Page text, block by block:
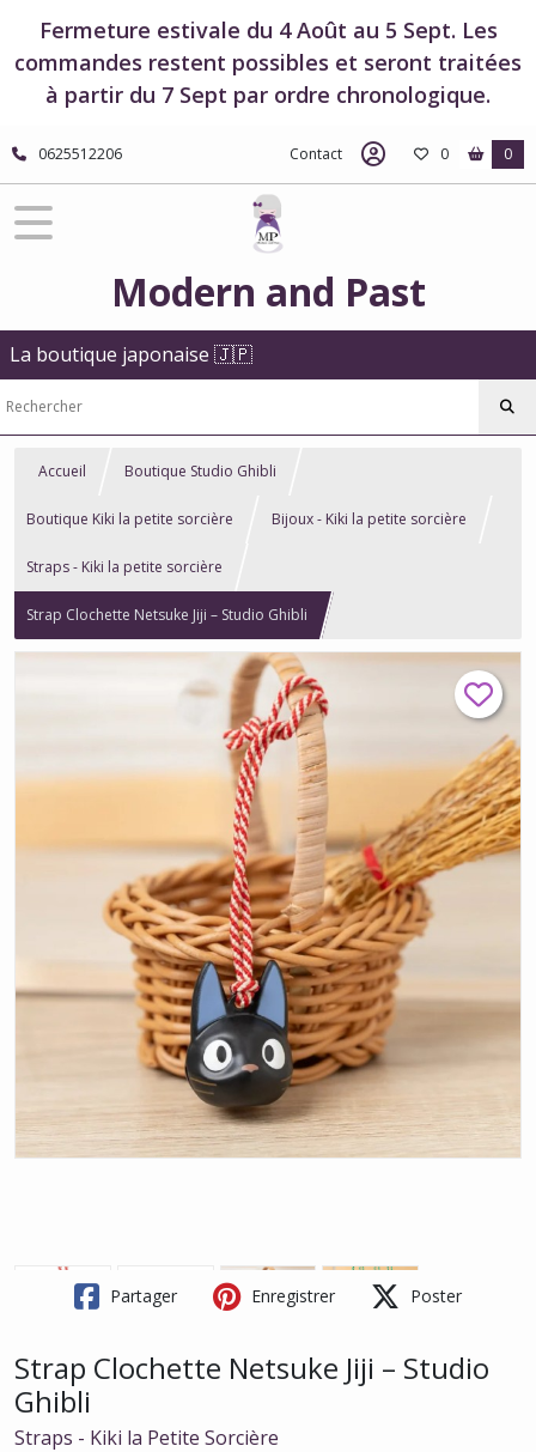
Fermeture estivale du 4 Août au 5 Sept. Les
commandes restent possibles et seront traitées
à partir du 7 Sept par ordre chronologique.
0625512206 Contact 0 0
Modern and Past
La boutique japonaise 🇯🇵
Accueil Boutique Studio Ghibli
Boutique Kiki la petite sorcière Bijoux - Kiki la petite sorcière
Straps - Kiki la petite sorcière
Strap Clochette Netsuke Jiji – Studio Ghibli
Partager Enregistrer Poster
Strap Clochette Netsuke Jiji – Studio
Ghibli
Straps - Kiki la Petite Sorcière